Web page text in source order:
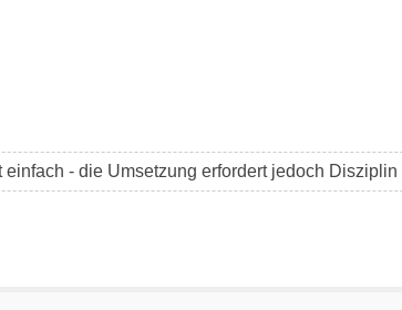
- die Umsetzung erfordert jedoch